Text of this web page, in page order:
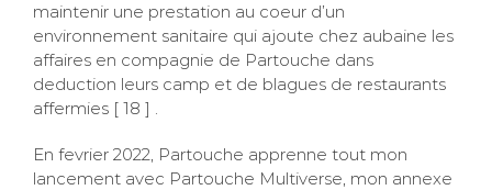
maintenir une prestation au coeur d’un
environnement sanitaire qui ajoute chez aubaine les
affaires en compagnie de Partouche dans
deduction leurs camp et de blagues de restaurants
affermies [ 18 ] .
En fevrier 2022, Partouche apprenne tout mon
lancement avec Partouche Multiverse, mon annexe